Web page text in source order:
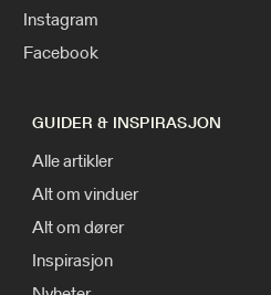
Instagram
Facebook
GUIDER & INSPIRASJON
Alle artikler
Alt om vinduer
Alt om dører
Inspirasjon